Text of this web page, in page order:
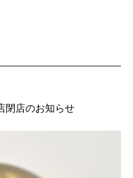
閉店のお知らせ